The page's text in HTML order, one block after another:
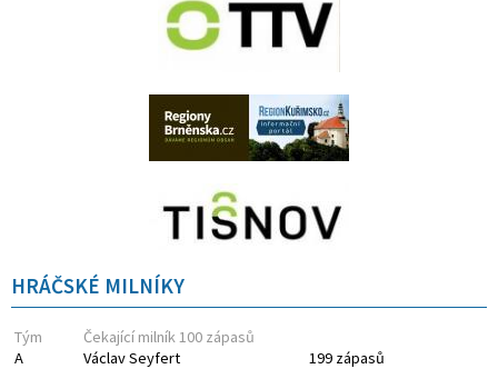
HRÁČSKÉ MILNÍKY
Tým
Čekající milník 100 zápasů
A
Václav Seyfert 199 zápasů